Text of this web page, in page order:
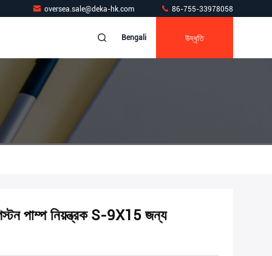
oversea.sale@deka-hk.com 86-755-33978058
Bengali উদ্ধৃতি
পাম্প নিয়ন্ত্রক S-9X15 জন্য